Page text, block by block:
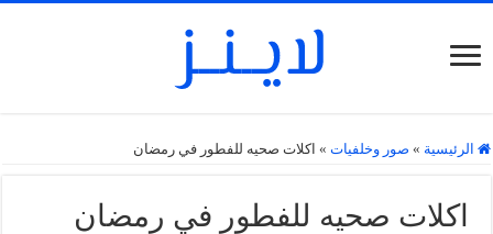
الرئيسية » صور وخلفيات » اكلات صحيه للفطور في رمضان
اكلات صحيه للفطور في رمضان